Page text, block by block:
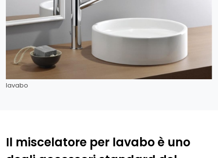
lavabo
Il miscelatore per lavabo è uno